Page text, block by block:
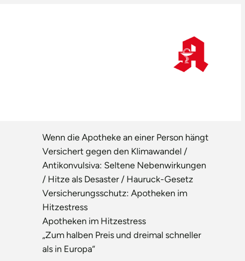
Wenn die Apotheke an einer Person hängt
Versichert gegen den Klimawandel /
Antikonvulsiva: Seltene Nebenwirkungen
/ Hitze als Desaster / Hauruck-Gesetz
Versicherungsschutz: Apotheken im
Hitzestress
Apotheken im Hitzestress
„Zum halben Preis und dreimal schneller
als in Europa“